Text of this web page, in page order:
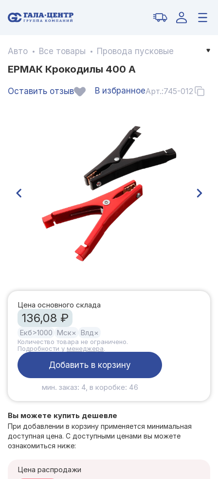
Авто Все товары Провода пусковые
ЕРМАК Крокодилы 400 А
Оставить отзыв В избранноеАрт.:745-012
Цена основного склада
136,08 ₽
Екб>1000 Мск× Влд ×
Количество товара не ограничено.
Подробности у менеджера.
Добавить в корзину
мин. заказ: 4, в коробке: 46
Вы можете купить дешевле
При добавлении в корзину применяется минимальная
доступная цена. С доступными ценами вы можете
ознакомиться ниже:
Цена распродажи